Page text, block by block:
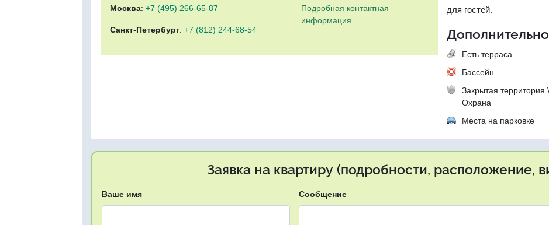
Москва: +7 (495) 266-65-87
Санкт-Петербург: +7 (812) 244-68-54
Подробная контактная
информация
для гостей.
Есть терраса
Бассейн
Закрытая территория \
Охрана
Места на парковке
Заявка на квартиру (подробности, расположение,
Ваше имя Сообщение